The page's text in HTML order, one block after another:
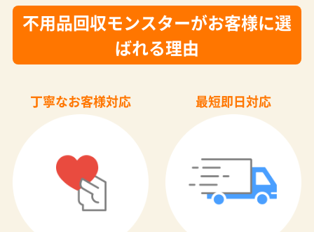
不用品回収モンスターがお客様に選
ばれる理由
丁寧なお客様対応 最短即日対応